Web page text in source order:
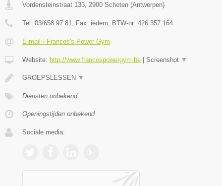
Vordensteinstraat 133 2900 Schoten (Antwerpen)
Tel: 03/658.97.81 , Fax: iedem , BTW-nr: 426.357.164
E-mail › Francos's Power Gym
Website: http://www.francospowergym.be | Screenshot ▼
GROEPSLESSEN ▼
Diensten onbekend
Openingstijden onbekend
Sociale media: